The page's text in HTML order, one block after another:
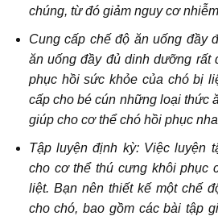
chúng, từ đó giảm nguy cơ
Cung cấp chế độ ăn uống đầy
ăn uống đầy đủ dinh dưỡng rất
phục hồi sức khỏe của chó bị
cấp cho bé cún những loại thức
giúp cho cơ thể chó hồi phục
Tập luyện định kỳ: Việc luyện
cho cơ thể thú cưng khôi phục
liệt. Bạn nên thiết kế một chế
cho chó, bao gồm các bài tập